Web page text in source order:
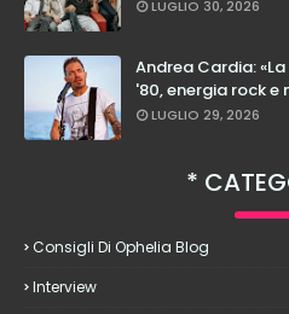
LUGLIO 30, 2026
Andrea Cardia:
'80, energia rock e
LUGLIO 29, 2026
Consigli Di Ophelia Blog
Interview